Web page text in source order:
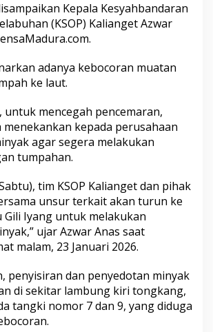
i
P
r
i
r
n
G
i
l
i
y
a
n
g
Kepala Kesyahbandaran
(KSOP) Kalianget Azwar
adanya kebocoran muatan
ke laut.
untuk mencegah pencemaran,
kepada perusahaan
agar segera melakukan
tumpahan.
tim KSOP Kalianget dan pihak
unsur terkait akan turun ke
Gili Iyang untuk melakukan
ujar Azwar Anas saat
malam, 23 Januari 2026.
penyisiran dan penyedotan minyak
di sekitar lambung kiri tongkang,
tangki nomor 7 dan 9, yang diduga